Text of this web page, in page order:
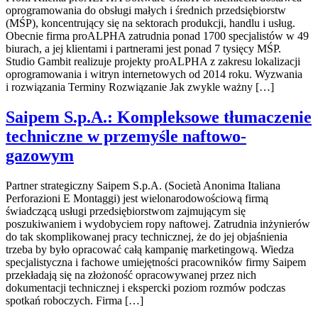
oprogramowania do obsługi małych i średnich przedsiębiorstw
(MŚP), koncentrujący się na sektorach produkcji, handlu i usług.
Obecnie firma proALPHA zatrudnia ponad 1700 specjalistów w 49
biurach, a jej klientami i partnerami jest ponad 7 tysięcy MŚP.
Studio Gambit realizuje projekty proALPHA z zakresu lokalizacji
oprogramowania i witryn internetowych od 2014 roku. Wyzwania
i rozwiązania Terminy Rozwiązanie Jak zwykle ważny […]
Saipem S.p.A.: Kompleksowe tłumaczenie
techniczne w przemyśle naftowo-
gazowym
Partner strategiczny Saipem S.p.A. (Società Anonima Italiana
Perforazioni E Montaggi) jest wielonarodowościową firmą
świadczącą usługi przedsiębiorstwom zajmującym się
poszukiwaniem i wydobyciem ropy naftowej. Zatrudnia inżynierów
do tak skomplikowanej pracy technicznej, że do jej objaśnienia
trzeba by było opracować całą kampanię marketingową. Wiedza
specjalistyczna i fachowe umiejętności pracowników firmy Saipem
przekładają się na złożoność opracowywanej przez nich
dokumentacji technicznej i ekspercki poziom rozmów podczas
spotkań roboczych. Firma […]